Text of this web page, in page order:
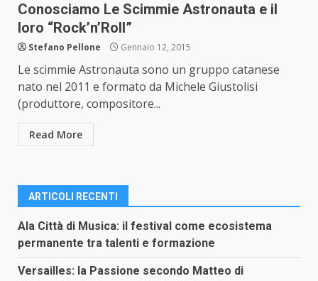
Conosciamo Le Scimmie Astronauta e il
loro “Rock’n’Roll”
Stefano Pellone Gennaio 12, 2015
Le scimmie Astronauta sono un gruppo catanese
nato nel 2011 e formato da Michele Giustolisi
(produttore, compositore...
Read More
ARTICOLI RECENTI
Ala Città di Musica: il festival come ecosistema
permanente tra talenti e formazione
Versailles: la Passione secondo Matteo di